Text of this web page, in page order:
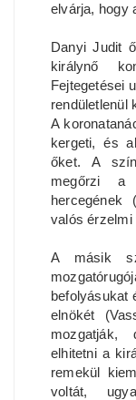
elvárja, hogy
Danyi Judit
királynő
Fejtegetései
rendületlenül
A
kergeti, és
őket. A
megőrzi a
hercegének
valós érzelmi
A másik
befolyásukat
elnökét
mozgatják,
elhitetni a
remekül
voltát,